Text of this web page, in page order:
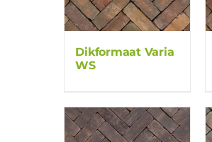
Dikformaat Varia
WS